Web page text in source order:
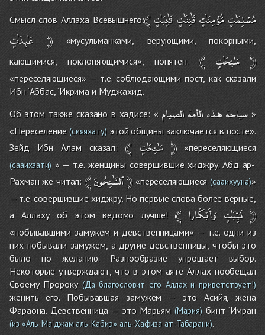
Смысл слов Аллаха Всевышнего:﴾ مُسْلِمَٰتٍمُّؤْمِنَٰتٍقَٰنِتَٰتٍتَٰئِبَٰتٍ
عَٰبِدَٰتٍ
﴿«мусульманками, верующими, покорными,
кающимися, поклоняющимися», понятен.﴾ سَٰئِحَٰتٍ ﴿
«переселяющиеся» — т.е. соблюдающими пост, как сказали
Ибн ‘Аббас, ‘Икрима и Муджахид.
Об этом также сказано в хадисе: «
سياحةهذهالأمةالصيام
»
«Переселение(cияяхату)этой общины заключается в посте».
Зейд Ибн Алам сказал:﴾ سَٰئِحَٰتٍ ﴿«переселяющиеся
(сааихаати)» — т.е. женщины совершившие хиджру. Абд ар-
Рахман же читал:﴾ٱلسَّٰئِحُونَ﴿«переселяющиеся (сааихууна)»
— т.е. совершившие хиджру. Но первые слова более верные,
а Аллаху об этом ведомо лучше!﴾ ثَيِّبَٰتٍ وَأَبْكَارا ﴿
«побывавшими замужем и девственницами» — т.е. одни из
них побывали замужем, а другие девственницы, чтобы это
было по желанию. Разнообразие упрощает выбор.
Некоторые утверждают, что в этом аяте Аллах пообещал
Своему Пророку(Да благословит его Аллах и приветствует!)
женить его. Побывавшая замужем — это Асийя, жена
Фараона. Девственница — это Марьям(Мария) бинт ‘Имран
(из «Аль-Ма’джам аль-Кабир» аль-Хафиза ат-Табарани).